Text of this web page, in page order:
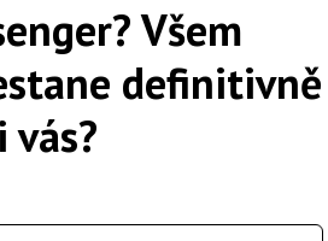
Všem
definitivně